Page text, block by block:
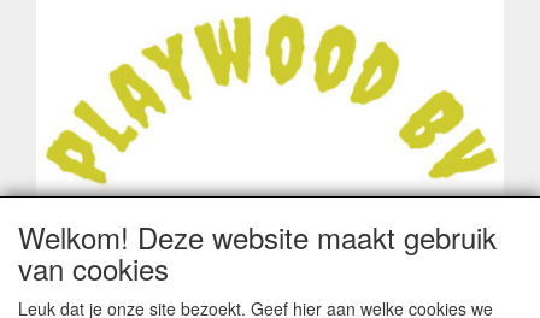
Welkom! Deze website maakt gebruik
van cookies
Leuk dat je onze site bezoekt. Geef hier aan welke cookies we